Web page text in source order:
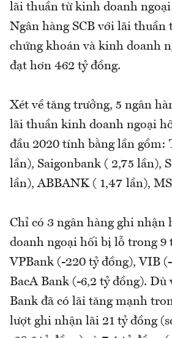
lãi thuần từ kinh doanh
Ngân hàng SCB với lãi thuần
chứng khoán và kinh doanh
đạt hơn 462 tỷ đồng.
Xét về tăng trưởng, 5 ngân
lãi thuần kinh doanh ngoại
đầu 2020 tính bằng lần gồm:
lần), Saigonbank ( 2,75 lần),
lần), ABBANK ( 1,47 lần),
Chỉ có 3 ngân hàng ghi nhận
doanh ngoại hối bị lỗ trong 9
VPBank (-220 tỷ đồng), VIB
BacA Bank (-6,2 tỷ đồng). Dù
Bank đã có lãi tăng mạnh
lượt ghi nhận lãi 21 tỷ đồng